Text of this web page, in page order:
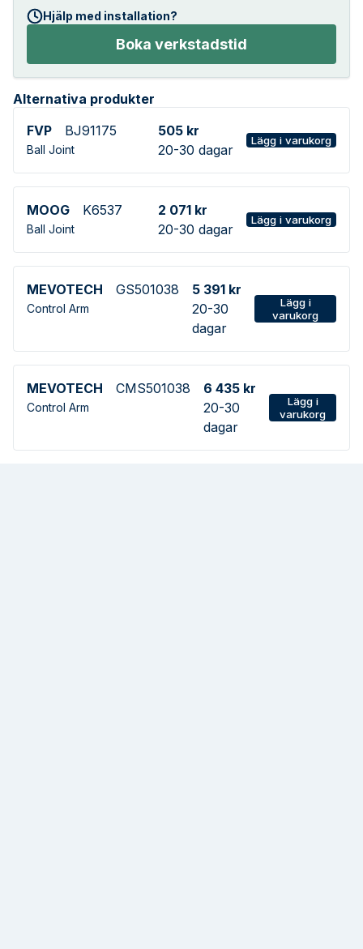
Hjälp med installation?
Boka verkstadstid
Alternativa produkter
FVP
BJ91175
Ball Joint
505 kr
20-30 dagar
Lägg i varukorg
MOOG K6537
Ball Joint
2 071 kr
20-30 dagar
Lägg i varukorg
MEVOTECH GS501038
Control Arm
5 391 kr
20-30
dagar
Lägg i
varukorg
MEVOTECH CMS501038
Control Arm
6 435 kr
20-30
dagar
Lägg i
varukorg